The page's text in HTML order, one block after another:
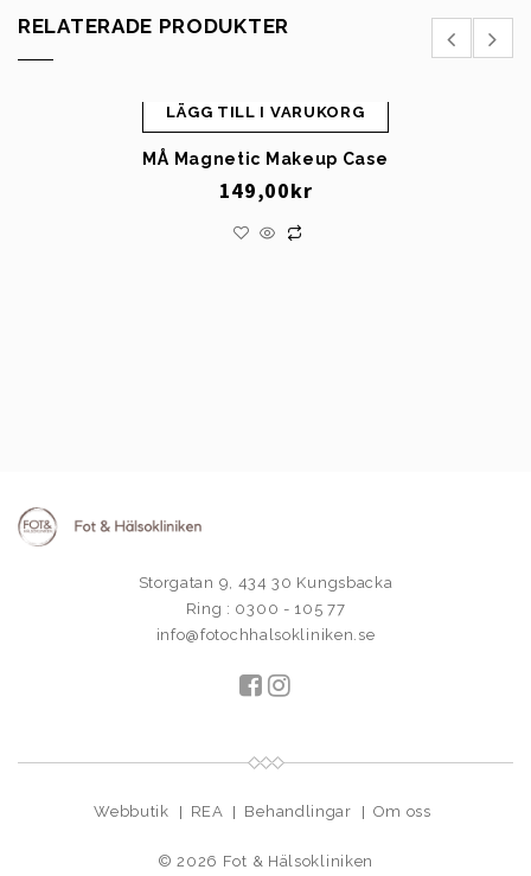
RELATERADE PRODUKTER
MÅ Magnetic Makeup Case
149,00kr
LÄGG TILL I VARUKORG
Storgatan 9, 434 30 Kungsbacka
Ring : 0300 - 105 77
info@fotochhalsokliniken.se
Webbutik REA Behandlingar Om oss
© 2026 Fot & Hälsokliniken